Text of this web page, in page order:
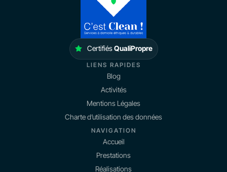
CertifiésQualiPropre
LIENS RAPIDES
Blog
Activités
Mentions Légales
Charte d’utilisation des données
NAVIGATION
Accueil
Prestations
Réalisations